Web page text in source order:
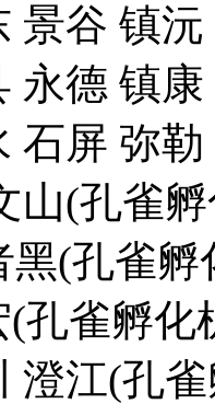
景谷 镇
永德 镇
石屏 弥
山(孔雀
黑(孔雀
孔雀孵
澄江(孔